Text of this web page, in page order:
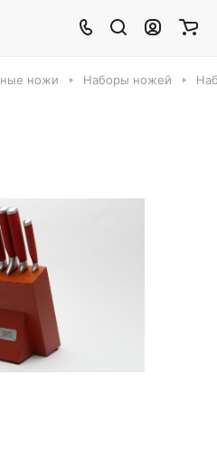
ножи Наборы ножей